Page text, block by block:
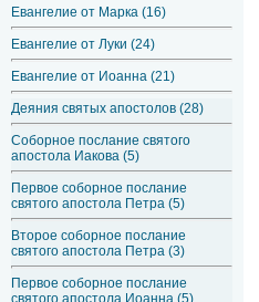
Евангелие от Марка (16)
Евангелие от Луки (24)
Евангелие от Иоанна (21)
Деяния святых апостолов (28)
Соборное послание святого
апостола Иакова (5)
Первое соборное послание
святого апостола Петра (5)
Второе соборное послание
святого апостола Петра (3)
Первое соборное послание
святого апостола Иоанна (5)